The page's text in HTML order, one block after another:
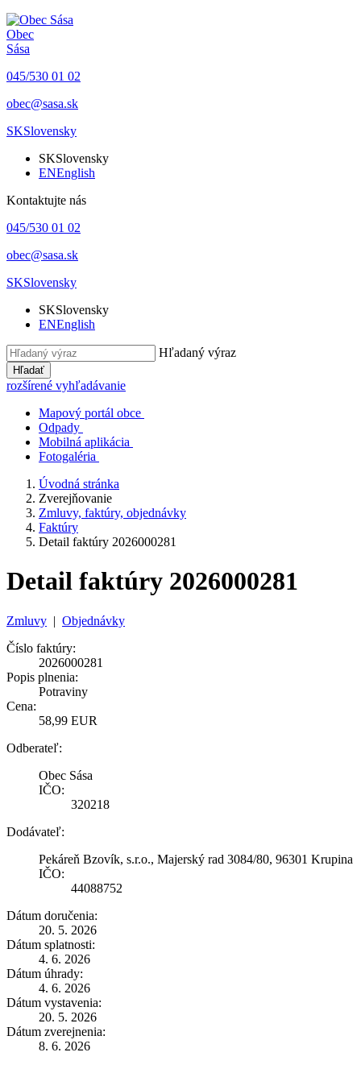
Obec
Sása
045/530 01 02
obec@sasa.sk
SKSlovensky
SKSlovensky
ENEnglish
Kontaktujte nás
045/530 01 02
obec@sasa.sk
SKSlovensky
SKSlovensky
ENEnglish
Hľadaný výraz
Hľadať
rozšírené vyhľadávanie
Mapový portál obce
Odpady
Mobilná aplikácia
Fotogaléria
Úvodná stránka
Zverejňovanie
Zmluvy, faktúry, objednávky
Faktúry
Detail faktúry 2026000281
Detail faktúry 2026000281
Zmluvy | Objednávky
Číslo faktúry:
2026000281
Popis plnenia:
Potraviny
Cena:
58,99 EUR
Odberateľ:
Obec Sása
IČO:
320218
Dodávateľ:
Pekáreň Bzovík, s.r.o., Majerský rad 3084/80, 96301 Krupina
IČO:
44088752
Dátum doručenia:
20. 5. 2026
Dátum splatnosti:
4. 6. 2026
Dátum úhrady:
4. 6. 2026
Dátum vystavenia:
20. 5. 2026
Dátum zverejnenia:
8. 6. 2026